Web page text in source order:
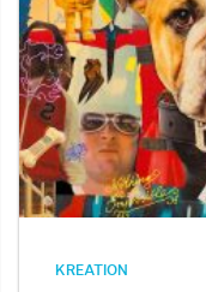
KREATION